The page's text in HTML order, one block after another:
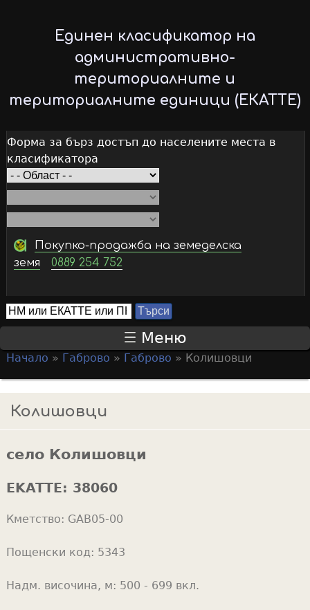
to
main
content
Единен класификатор на
административно-
териториалните и
териториалните единици (ЕКАТТЕ)
Форма за бърз достъп до населените места в
класификатора
Покупко-продажба на земеделска
земя
0889 254 752
S
e
r
c
h
f
r
m
Т
ъ
с
и
Меню
o
u
r
e
e
Начало » Габрово » Габрово » Колишовци
Колишовци
село Колишовци
EKATTE: 38060
Кметство: GAB05-00
Пощенски код: 5343
Надм. височина, м: 500 - 699 вкл.